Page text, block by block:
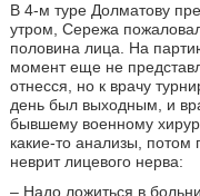
В 4-м туре Долматову
утром, Сережа
половина лица. На
момент еще не
отнесся, но к врачу
день был выходным, и
бывшему военному
какие-то анализы,
неврит лицевого нерва:
– Надо ложиться в